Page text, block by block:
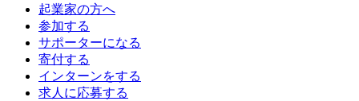
起業家の方へ
参加する
サポーターになる
寄付する
インターンをする
求人に応募する